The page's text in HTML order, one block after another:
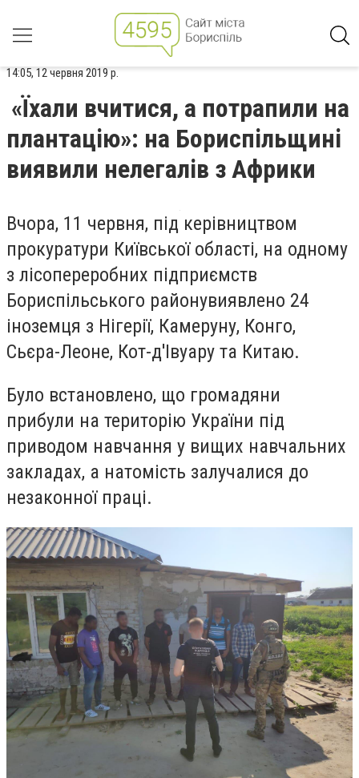
14:05, 12 червня 2019 р.
«Їхали вчитися, а потрапили на
плантацію»: на Бориспільщині
виявили нелегалів з Африки
Вчора, 11 червня, під керівництвом
прокуратури Київської області, на одному
з лісопереробних підприємств
Бориспільського районувиявлено 24
іноземця з Нігерії, Камеруну, Конго,
Сьєра-Леоне, Кот-д'Івуару та Китаю.
Було встановлено, що громадяни
прибули на територію України під
приводом навчання у вищих навчальних
закладах, а натомість залучалися до
незаконної праці.